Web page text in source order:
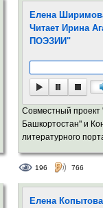
Елена
Читает Ирина
ПОЭЗИИ"
Совместный проект
Башкортостан" и
литературного
196 766
Елена